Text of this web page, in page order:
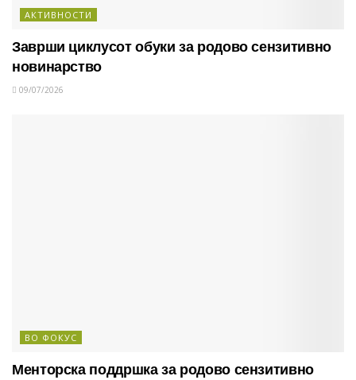
АКТИВНОСТИ
Заврши циклусот обуки за родово сензитивно
новинарство
09/07/2026
ВО ФОКУС
Менторска поддршка за родово сензитивно